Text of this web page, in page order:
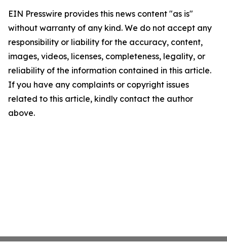
EIN Presswire provides this news content "as is"
without warranty of any kind. We do not accept any
responsibility or liability for the accuracy, content,
images, videos, licenses, completeness, legality, or
reliability of the information contained in this article.
If you have any complaints or copyright issues
related to this article, kindly contact the author
above.